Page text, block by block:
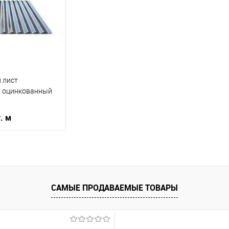
Сравнение
Под заказ
лист
оцинкованный
м
САМЫЕ ПРОДАВАЕМЫЕ ТОВАРЫ